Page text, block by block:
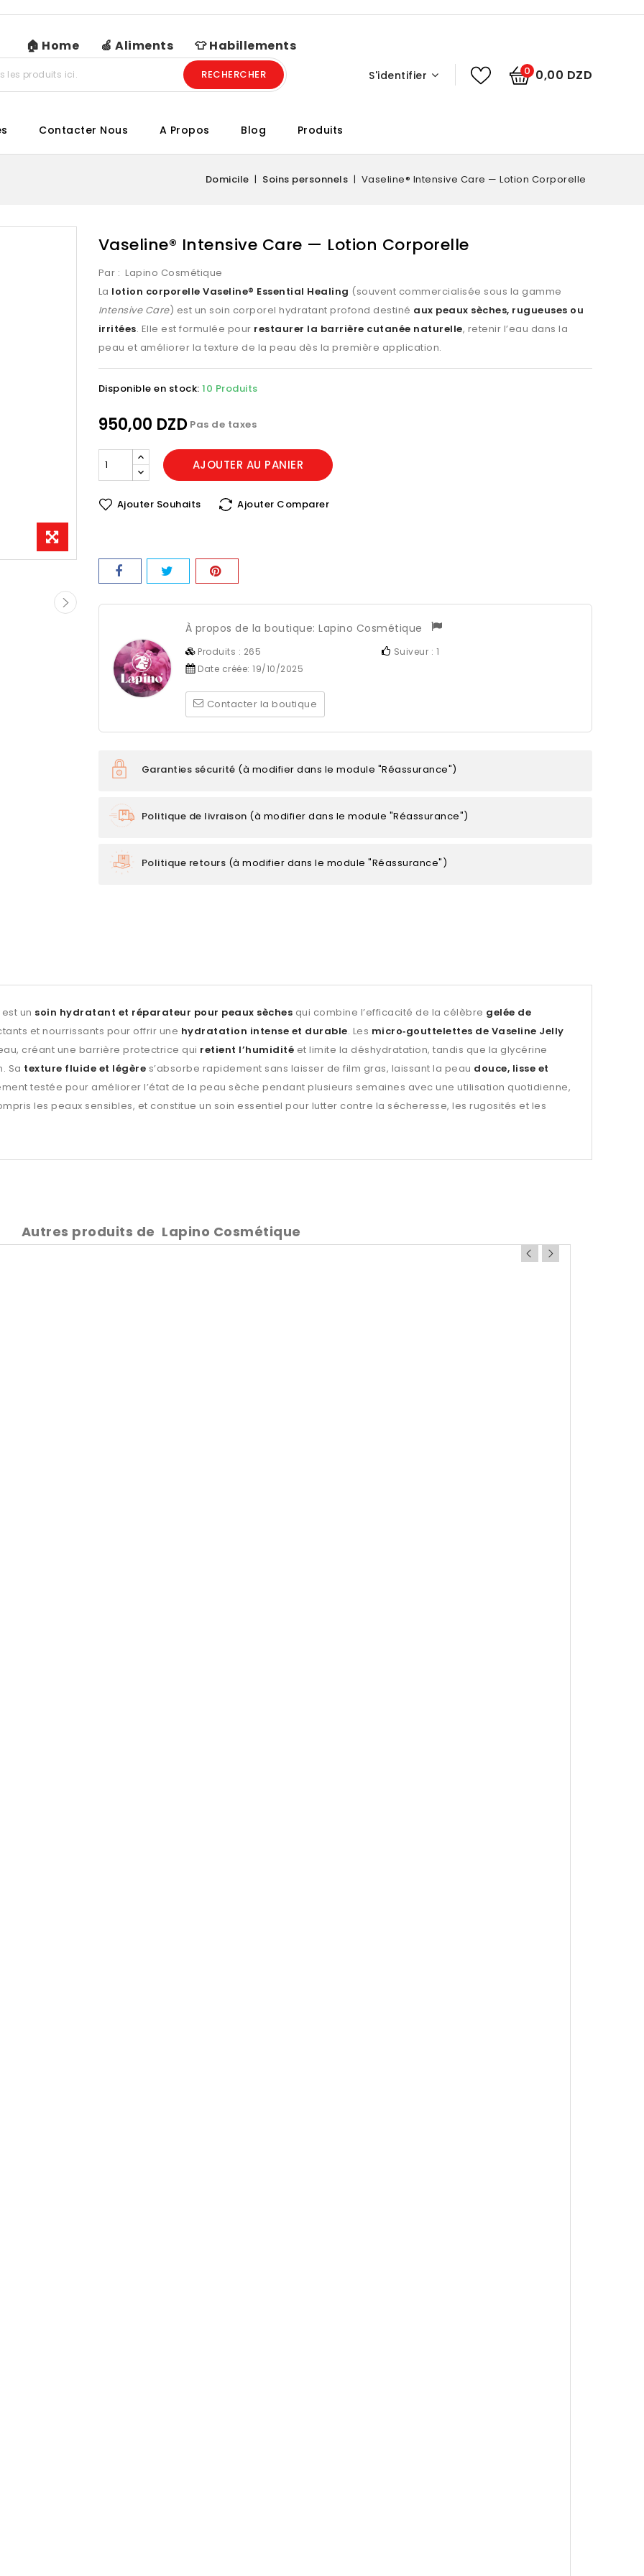
🏠 Home 🍏 Aliments 👕 Habillements
0 0,00 DZD
S'identifier
RECHERCHER
Contacter Nous A Propos Blog Produits
Domicile Soins personnels Vaseline® Intensive Care — Lotion Corporelle
Vaseline® Intensive Care — Lotion Corporelle
Par : Lapino Cosmétique
La lotion corporelle Vaseline® Essential Healing (souvent commercialisée sous la gamme
Intensive Care) est un soin corporel hydratant profond destiné aux peaux sèches, rugueuses ou
irritées. Elle est formulée pour restaurer la barrière cutanée naturelle, retenir l’eau dans la
peau et améliorer la texture de la peau dès la première application.
Disponible en stock: 10 Produits
950,00 DZD Pas de taxes
AJOUTER AU PANIER
Ajouter Souhaits Ajouter Comparer
À propos de la boutique: Lapino Cosmétique
Produits : 265 Suiveur : 1
Date créée: 19/10/2025
Contacter la boutique
Garanties sécurité (à modifier dans le module "Réassurance")
Politique de livraison (à modifier dans le module "Réassurance")
Politique retours (à modifier dans le module "Réassurance")
est un soin hydratant et réparateur pour peaux sèches qui combine l’efficacité de la célèbre gelée de
et nourrissants pour offrir une hydratation intense et durable. Les micro‑gouttelettes de Vaseline Jelly
créant une barrière protectrice qui retient l’humidité et limite la déshydratation, tandis que la glycérine
Sa texture fluide et légère s’absorbe rapidement sans laisser de film gras, laissant la peau douce, lisse et
testée pour améliorer l’état de la peau sèche pendant plusieurs semaines avec une utilisation quotidienne,
les peaux sensibles, et constitue un soin essentiel pour lutter contre la sécheresse, les rugosités et les
Autres produits de Lapino Cosmétique